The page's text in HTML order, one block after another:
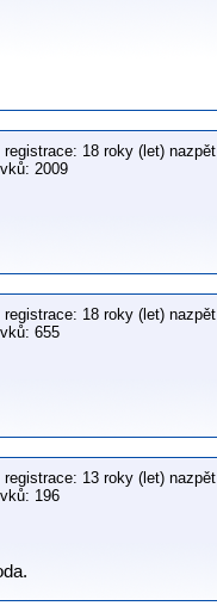
registrace: 18 roky (let) nazpět
2009
registrace: 18 roky (let) nazpět
655
registrace: 13 roky (let) nazpět
196